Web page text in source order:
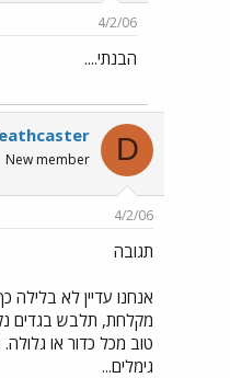
4/2/06
הבנתי....
D
New member
4/2/06
תגובה
אנחנו עדיין לא
מקלחת, תלבש בגדים
טוב מכל כדור או
גימלים...